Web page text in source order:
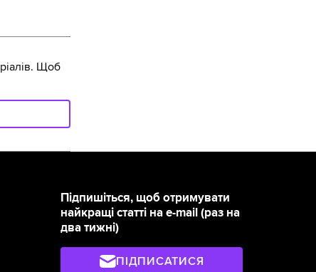
Щоб
Підпишіться, щоб отримувати
найкращі статті на e-mail (раз на
два тижні)
ПІДПИСАТИСЯ